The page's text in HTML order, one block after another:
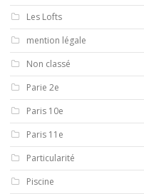
Les Lofts
mention légale
Non classé
Parie 2e
Paris 10e
Paris 11e
Particularité
Piscine